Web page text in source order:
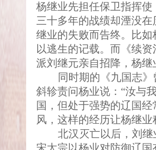
杨继业先担任保卫指挥
三十多年的战绩却湮没
继业的失败而告终。比
以逃生的记载。而《续
派刘继元亲自招降，杨继
同时期的《九国志
斜轸责问杨业说： “汝与
国，但处于强势的辽国
风，这样的经历让杨继业
北汉灭亡以后，刘